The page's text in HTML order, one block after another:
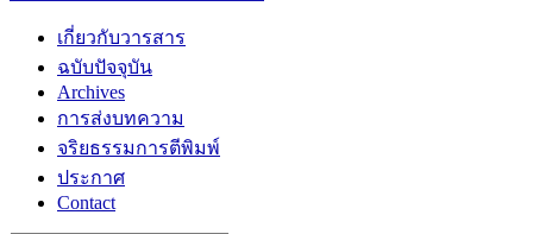
เกี่ยวกับวารสาร
ฉบับปัจจุบัน
Archives
การส่งบทความ
จริยธรรมการตีพิมพ์
ประกาศ
Contact